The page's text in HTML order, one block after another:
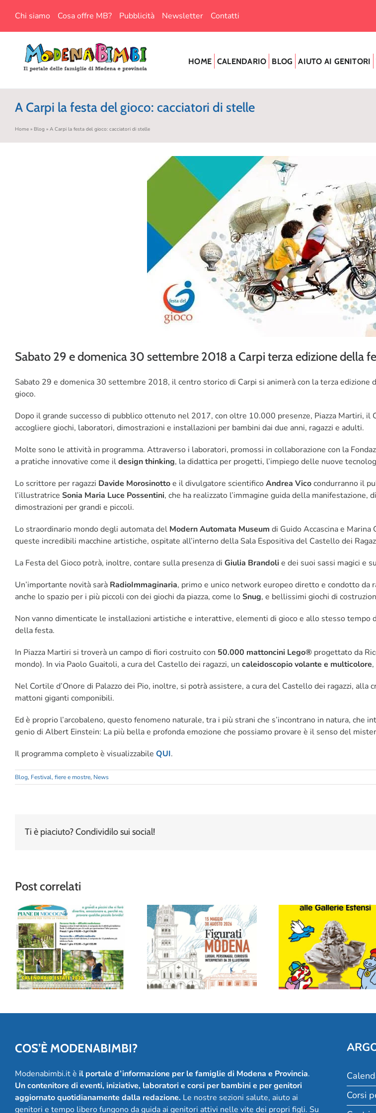
contenuto
Chi siamo Cosa offre MB? Pubblicità Newsletter Contatti
HOME CALENDARIO BLOG AIUTO AI GENITORI
A Carpi la festa del gioco: cacciatori di stelle
Home» Blog » A Carpi la festa del gioco: cacciatori di stelle
Sabato 29 e domenica 30 settembre 2018 a Carpi terza edizione della
Sabato 29 e domenica 30 settembre 2018, il centro storico di Carpi si animerà con la terza edizione
gioco.
Dopo il grande successo di pubblico ottenuto nel 2017, con oltre 10.000 presenze, Piazza Martiri,
accogliere giochi, laboratori, dimostrazioni e installazioni per bambini dai due anni, ragazzi e adulti.
Molte sono le attività in programma. Attraverso i laboratori, promossi in collaborazione con la
a pratiche innovative come ildesign thinking, la didattica per progetti, l’impiego delle nuove
Lo scrittore per ragazzi Davide Morosinottoe il divulgatore scientificoAndrea Vicocondurranno il
l’illustratrice Sonia Maria Luce Possentini, che ha realizzato l’immagine guida della
dimostrazioni per grandi e piccoli.
Lo straordinario mondo degli automata del Modern Automata Museum di Guido Accascina e Marina
queste incredibili macchine artistiche, ospitate all’interno della Sala Espositiva del Castello dei
La Festa del Gioco potrà, inoltre, contare sulla presenza di Giulia Brandolie dei suoi sassi magici e
Un’importante novità sarà RadioImmaginaria, primo e unico network europeo diretto e condotto
anche lo spazio per i più piccoli con dei giochi da piazza, come loSnug, e bellissimi giochi di
Non vanno dimenticate le installazioni artistiche e interattive, elementi di gioco e allo stesso
della festa.
In Piazza Martiri si troverà un campo di fiori costruito con 50.000 mattoncini Lego® progettato da
mondo). In via Paolo Guaitoli, a cura del Castello dei ragazzi, un caleidoscopio volante e multicolore
Nel Cortile d’Onore di Palazzo dei Pio, inoltre, si potrà assistere, a cura del Castello dei ragazzi, alla
mattoni giganti componibili.
Ed è proprio l’arcobaleno, questo fenomeno naturale, tra i più strani che s’incontrano in natura,
genio di Albert Einstein: La più bella e profonda emozione che possiamo provare è il senso del
Il programma completo è visualizzabile QUI.
Blog, Festival, fiere e mostre, News
Ti è piaciuto? Condividilo sui social!
Post correlati
Avventura tra gli alberi
al Family Park delle
Piane di Mocogno
“Figurati Modena”: al
Museo della Figurina
una mostra (e un
album!) per festeggiare
20 anni
Pimpa alle Gallerie
Estensi: il museo più
bello di Modena
raccontato ai bambini
(e ai loro genitori)
COS’È MODENABIMBI?
Modenabimbi.it è il portale d’informazione per le famiglie di Modena e Provincia.
Un contenitore di eventi, iniziative, laboratori e corsi per bambini e per genitori
aggiornato quotidianamente dalla redazione. Le nostre sezioni salute, aiuto ai
genitori e tempo libero fungono da guida ai genitori attivi nelle vite dei propri figli. Su
Corsi